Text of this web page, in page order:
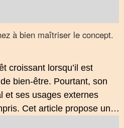
sont autorisés. Cet article
claire et accessible pour
s’inscrit dans une
sans ingestion et sans
à bien maîtriser le concept.
croissant lorsqu’il est
bien‑être. Pourtant, son
et ses usages externes
Cet article propose une
et conforme à la